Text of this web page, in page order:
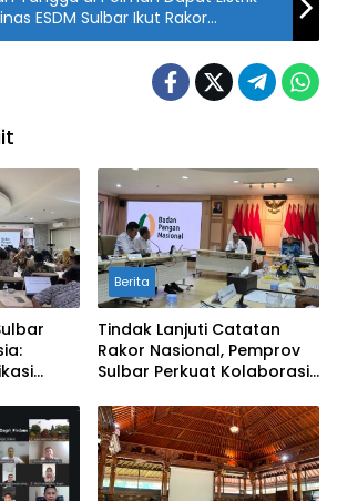
ESDM Sulbar Ikut Rakor
Kunjungan Gubernur Sulbar
Berita
Tindak Lanjuti Catatan
Rakor Nasional, Pemprov
Sulbar Perkuat Kolaborasi
BSPS